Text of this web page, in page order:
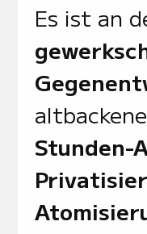
Es ist an
Stunden-